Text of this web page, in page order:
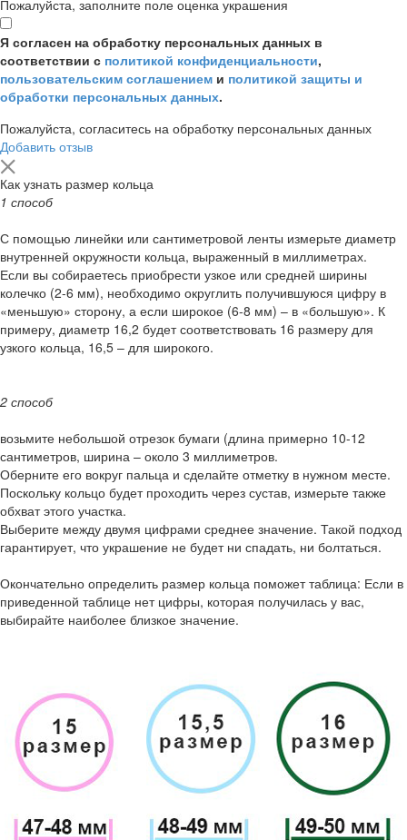
Пожалуйста, заполните поле оценка украшения
Я согласен на обработку персональных данных в
соответствии с политикой конфиденциальности,
пользовательским соглашением и политикой защиты и
обработки персональных данных.
Пожалуйста, согласитесь на обработку персональных данных
Добавить отзыв
Как узнать размер кольца
1 способ
С помощью линейки или сантиметровой ленты измерьте диаметр
внутренней окружности кольца, выраженный в миллиметрах.
Если вы собираетесь приобрести узкое или средней ширины
колечко (2-6 мм), необходимо округлить получившуюся цифру в
«меньшую» сторону, а если широкое (6-8 мм) – в «большую». К
примеру, диаметр 16,2 будет соответствовать 16 размеру для
узкого кольца, 16,5 – для широкого.
2 способ
возьмите небольшой отрезок бумаги (длина примерно 10-12
сантиметров, ширина – около 3 миллиметров.
Оберните его вокруг пальца и сделайте отметку в нужном месте.
Поскольку кольцо будет проходить через сустав, измерьте также
обхват этого участка.
Выберите между двумя цифрами среднее значение. Такой подход
гарантирует, что украшение не будет ни спадать, ни болтаться.
Окончательно определить размер кольца поможет таблица: Если в
приведенной таблице нет цифры, которая получилась у вас,
выбирайте наиболее близкое значение.